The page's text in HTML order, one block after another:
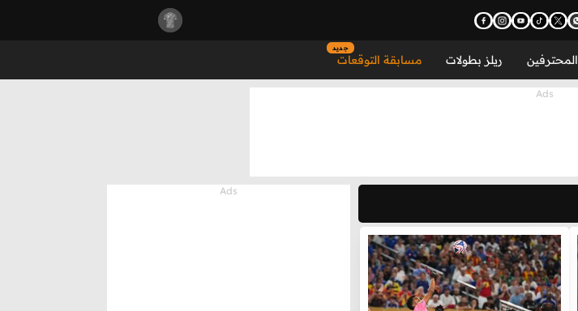
المحترفين ريلز بطولات مسابقة التوقعات
جديد